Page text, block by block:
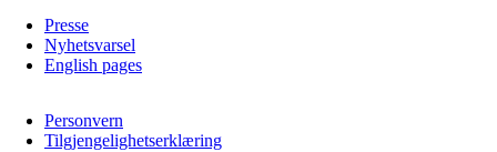
Presse
Nyhetsvarsel
English pages
Personvern
Tilgjengelighetserklæring